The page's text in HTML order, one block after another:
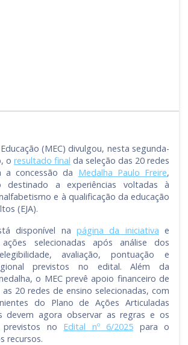
(MEC) divulgou, nesta segunda-
o resultado final da seleção das 20 redes
a concessão da Medalha Paulo Freire,
destinado a experiências voltadas à
e à qualificação da educação
(EJA).
disponível na página da iniciativa e
selecionadas após análise dos
avaliação, pontuação e
previstos no edital. Além da
o MEC prevê apoio financeiro de
20 redes de ensino selecionadas, com
do Plano de Ações Articuladas
devem agora observar as regras e os
previstos no Edital nº 6/2025 para o
recursos.